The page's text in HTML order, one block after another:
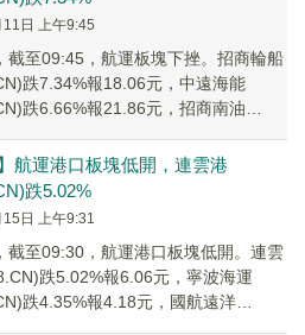
日 上午9:45
截至09:45，航運板塊下挫。招商輪船
跌7.34%報18.06元，中遠海能
跌6.66%報21.86元，招商南油
航運港口板塊低開，連雲港
跌5.02%
日 上午9:31
截至09:30，航運港口板塊低開。連雲
跌5.02%報6.06元，寧波海運
跌4.35%報4.18元，國航遠洋